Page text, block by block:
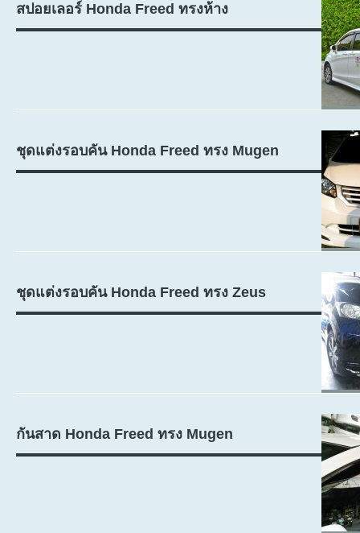
สปอยเลอร์ Honda Freed ทรงห้าง
ชุดแต่งรอบคัน Honda Freed ทรง Mugen
ชุดแต่งรอบคัน Honda Freed ทรง Zeus
กันสาด Honda Freed ทรง Mugen